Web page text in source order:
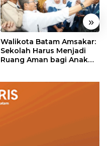
»
Walikota Batam Amsakar:
Sekolah Harus Menjadi
Ruang Aman bagi Anak